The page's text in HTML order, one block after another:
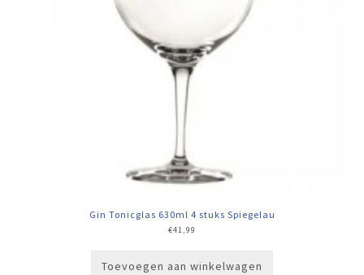
Gin Tonicglas 630ml 4 stuks Spiegelau
€41,99
Toevoegen aan winkelwagen